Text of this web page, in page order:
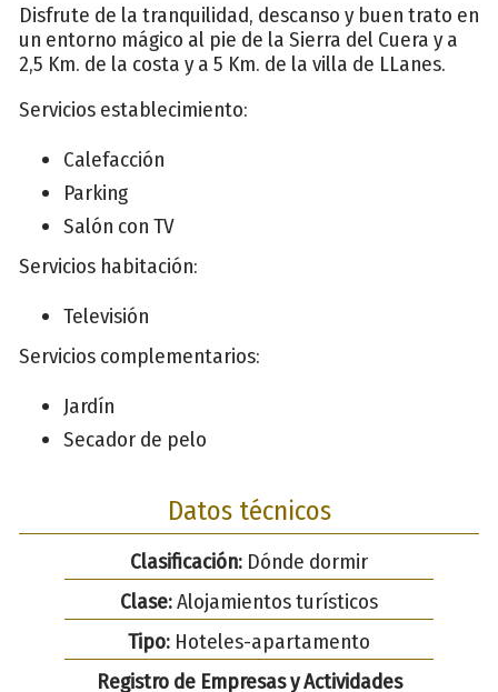
Disfrute de la tranquilidad, descanso y buen trato en
un entorno mágico al pie de la Sierra del Cuera y a
2,5 Km. de la costa y a 5 Km. de la villa de LLanes.
Servicios establecimiento:
Calefacción
Parking
Salón con TV
Servicios habitación:
Televisión
Servicios complementarios:
Jardín
Secador de pelo
Datos técnicos
Clasificación: Dónde dormir
Clase:Alojamientos turísticos
Tipo: Hoteles-apartamento
Registro de Empresas y Actividades